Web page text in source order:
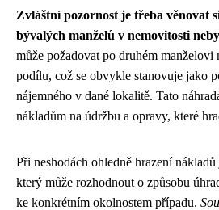
Zvláštní pozornost je třeba věnovat
bývalých manželů v nemovitosti
může požadovat po druhém manželovi
podílu, což se obvykle stanovuje jako
nájemného v dané lokalitě. Tato
nákladům na údržbu a opravy, které
Při neshodách ohledně hrazení
který může rozhodnout o způsobu
ke konkrétním okolnostem případu.